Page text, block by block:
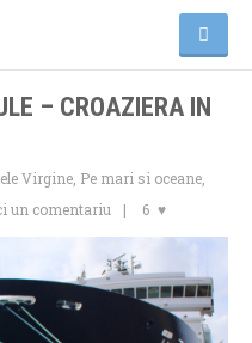
– CROAZIERA IN
Virgine Pe mari si oceane
un comentariu 6